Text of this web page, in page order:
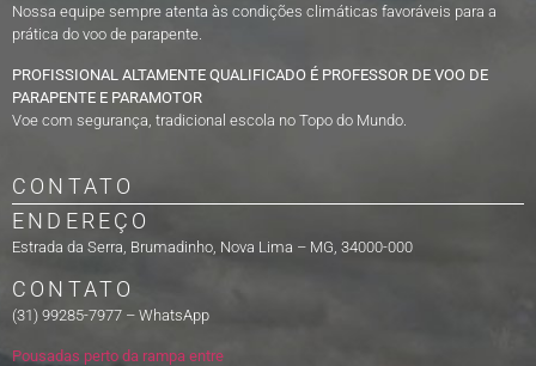
Nossa equipe sempre atenta às condições climáticas favoráveis para a
prática do voo de parapente.
PROFISSIONAL ALTAMENTE QUALIFICADO É PROFESSOR DE VOO DE
PARAPENTE E PARAMOTOR
Voe com segurança, tradicional escola no Topo do Mundo.
CONTATO
ENDEREÇO
Estrada da Serra, Brumadinho, Nova Lima – MG, 34000-000
CONTATO
(31) 99285-7977 – WhatsApp
Pousadas perto da rampa entre